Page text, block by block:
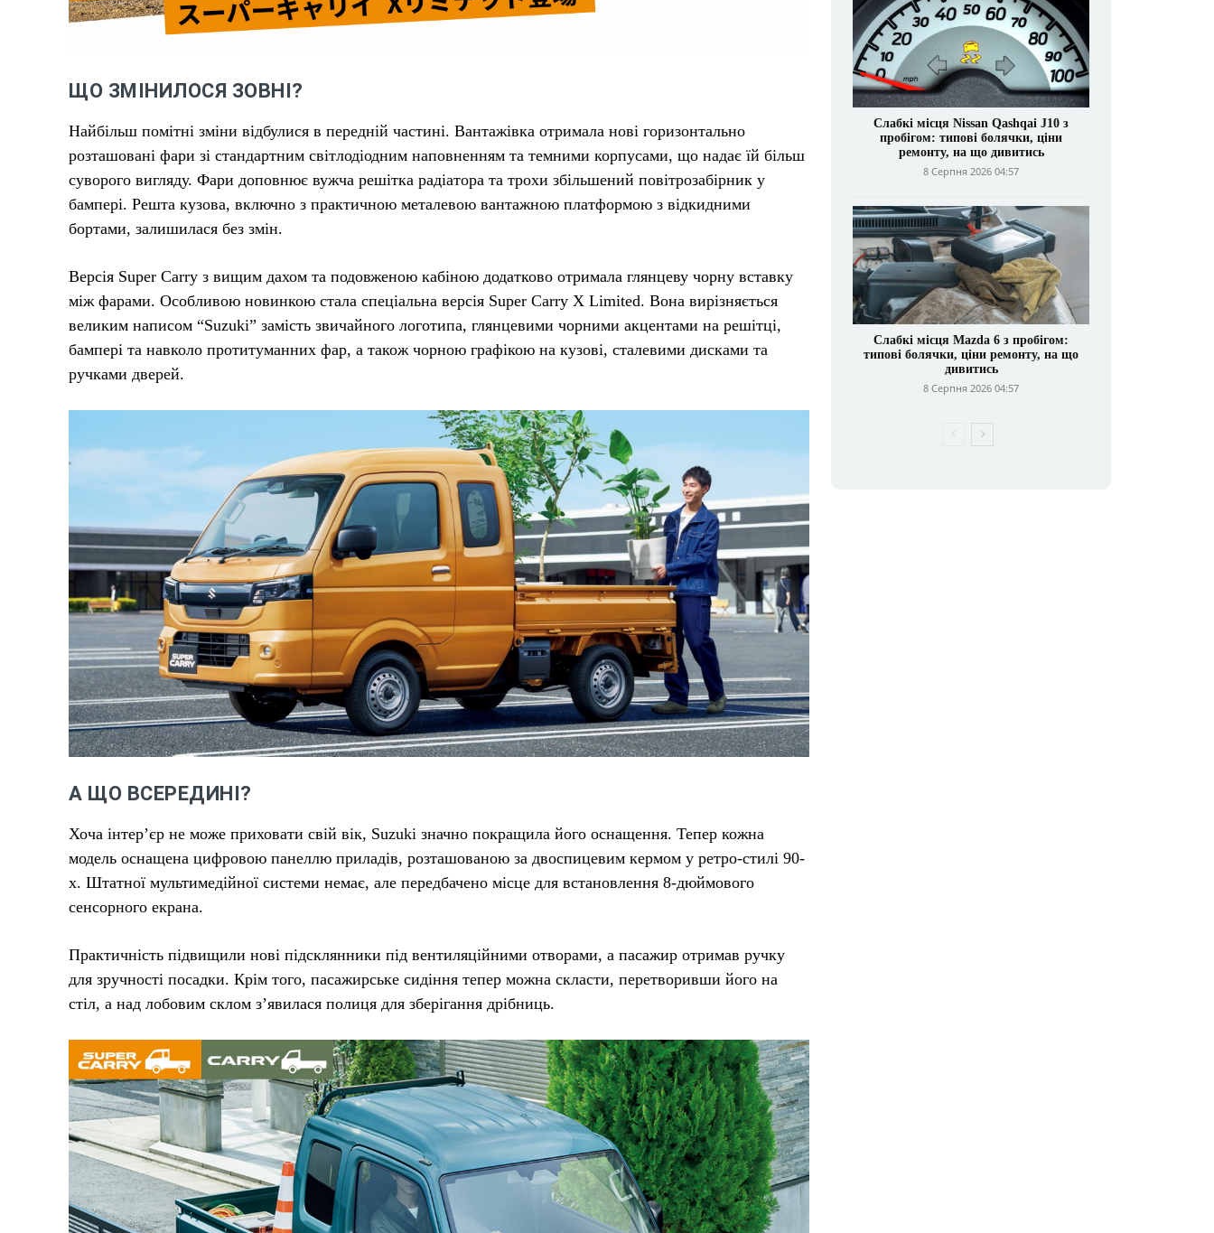
ЩО ЗМІНИЛОСЯ ЗОВНІ?
Найбільш помітні зміни відбулися в передній частині. Вантажівка отримала нові горизонтально
розташовані фари зі стандартним світлодіодним наповненням та темними корпусами, що надає їй більш
суворого вигляду. Фари доповнює вужча решітка радіатора та трохи збільшений повітрозабірник у
бампері. Решта кузова, включно з практичною металевою вантажною платформою з відкидними
бортами, залишилася без змін.
Версія Super Carry з вищим дахом та подовженою кабіною додатково отримала глянцеву чорну вставку
між фарами. Особливою новинкою стала спеціальна версія Super Carry X Limited. Вона вирізняється
великим написом “Suzuki” замість звичайного логотипа, глянцевими чорними акцентами на решітці,
бампері та навколо протитуманних фар, а також чорною графікою на кузові, сталевими дисками та
ручками дверей.
А ЩО ВСЕРЕДИНІ?
Хоча інтер’єр не може приховати свій вік, Suzuki значно покращила його оснащення. Тепер кожна
модель оснащена цифровою панеллю приладів, розташованою за двоспицевим кермом у ретро-стилі 90-
х. Штатної мультимедійної системи немає, але передбачено місце для встановлення 8-дюймового
сенсорного екрана.
Практичність підвищили нові підсклянники під вентиляційними отворами, а пасажир отримав ручку
для зручності посадки. Крім того, пасажирське сидіння тепер можна скласти, перетворивши його на
стіл, а над лобовим склом з’явилася полиця для зберігання дрібниць.
Слабкі місця Nissan Qashqai J10 з
пробігом: типові болячки, ціни
ремонту, на що дивитись
8 Серпня 2026 04:57
Слабкі місця Mazda 6 з пробігом:
типові болячки, ціни ремонту, на що
дивитись
8 Серпня 2026 04:57